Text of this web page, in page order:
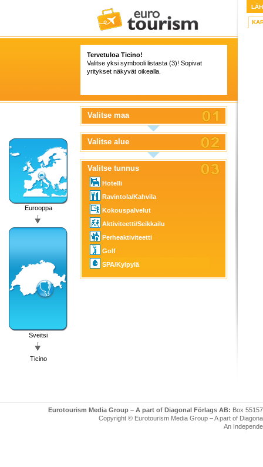
Tervetuloa Ticino!
Valitse yksi symbooli listasta (3)! Sopivat
yritykset näkyvät oikealla.
Eurooppa
Sveitsi
Ticino
Valitse maa
Valitse alue
Valitse tunnus
Hotelli
Ravintola/Kahvila
Kokouspalvelut
Aktiviteetti/Seikkailu
Perheaktiviteetti
Golf
SPA/Kylpylä
Eurotourism Media Group – A part of Diagonal Förlags AB: Box
Copyright © Eurotourism Media Group – A part of
An